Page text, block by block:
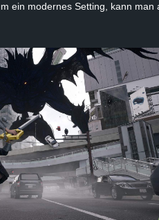
ein modernes Setting, kann man